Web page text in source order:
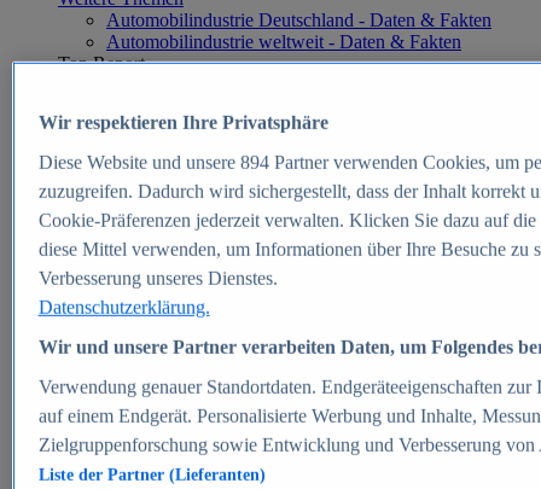
Automobilindustrie Deutschland - Daten & Fakten
Automobilindustrie weltweit - Daten & Fakten
Top Report
Zum Report
E-commerce
Beliebte Statistiken
Aktuelle Statistiken
E-Commerce - Entwicklung des Umsatzes in
Deutschland 1999-2025
Umsatz von Amazon in Deutschland und weltweit
2010-2025
B2C-E-Commerce: Top-50 Online Shops in
Deutschland 2024
Marktanteile von Online-Zahlungsverfahren in
Deutschland 2024
Umsatzstarke Warengruppen im Online-Handel in
Deutschland 2023-2025
Wir respektieren Ihre Privatsphäre
Diese Website und unsere 894Partner verwenden Cookies, um
zuzugreifen. Dadurch wird sichergestellt, dass der Inhalt korrekt
Cookie-Präferenzen jederzeit verwalten. Klicken Sie dazu auf
diese Mittel verwenden, um Informationen über Ihre Besuche
Verbesserung unseres Dienstes.
Datenschutzerklärung.
Wir und unsere Partner verarbeiten Daten, um Folgendes
Verwendung genauer Standortdaten. Endgeräteeigenschaften
auf einem Endgerät. Personalisierte Werbung und Inhalte,
Zielgruppenforschung sowie Entwicklung und Verbesserung von
Liste der Partner (Lieferanten)